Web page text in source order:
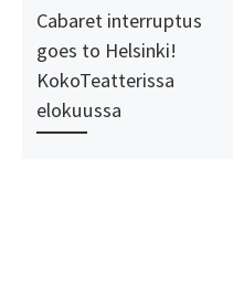
Cabaret interruptus
goes to Helsinki!
KokoTeatterissa
elokuussa